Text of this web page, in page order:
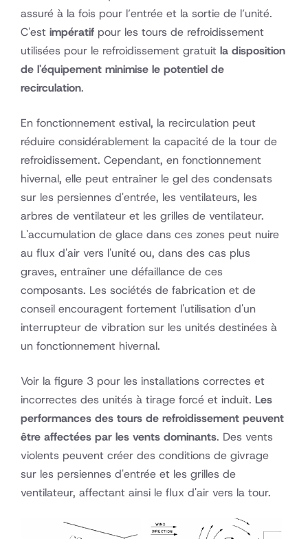
assuré à la fois pour l’entrée et la sortie de l’unité.
C'est impératif pour les tours de refroidissement
utilisées pour le refroidissement gratuit la disposition
de l'équipement minimise le potentiel de
recirculation.
En fonctionnement estival, la recirculation peut
réduire considérablement la capacité de la tour de
refroidissement. Cependant, en fonctionnement
hivernal, elle peut entraîner le gel des condensats
sur les persiennes d'entrée, les ventilateurs, les
arbres de ventilateur et les grilles de ventilateur.
L'accumulation de glace dans ces zones peut nuire
au flux d'air vers l'unité ou, dans des cas plus
graves, entraîner une défaillance de ces
composants. Les sociétés de fabrication et de
conseil encouragent fortement l'utilisation d'un
interrupteur de vibration sur les unités destinées à
un fonctionnement hivernal.
Voir la figure 3 pour les installations correctes et
incorrectes des unités à tirage forcé et induit. Les
performances des tours de refroidissement peuvent
être affectées par les vents dominants. Des vents
violents peuvent créer des conditions de givrage
sur les persiennes d'entrée et les grilles de
ventilateur, affectant ainsi le flux d'air vers la tour.